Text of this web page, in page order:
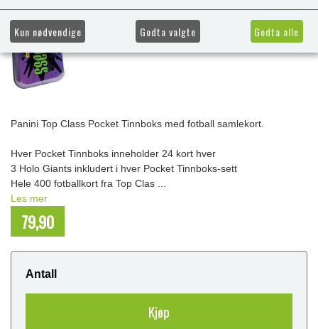
Panini Top Class Pocket Tinnboks med fotball samlekort.
Hver Pocket Tinnboks inneholder 24 kort hver
3 Holo Giants inkludert i hver Pocket Tinnboks-sett
Hele 400 fotballkort fra Top Clas ...
Les mer
79,90
Antall
Kjøp
Kun nødvendige Godta valgte Godta alle